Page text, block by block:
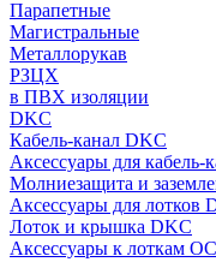
Парапетные
Магистральные
Металлорукав
РЗЦХ
в ПВХ изоляции
DKC
Кабель-канал DKC
Аксессуары для кабель-
Молниезащита и
Аксессуары для лотков
Лоток и крышка DKC
Аксессуары к лоткам